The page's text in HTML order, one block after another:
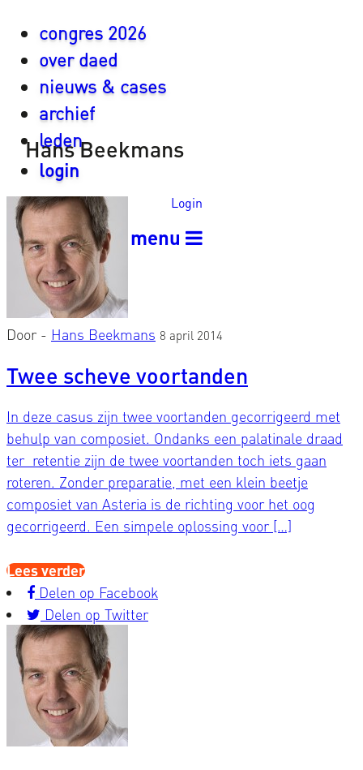
congres 2026
over daed
nieuws & cases
archief
leden
login
Login
menu
Hans Beekmans
Door - Hans Beekmans 8 april 2014
Twee scheve voortanden
In deze casus zijn twee voortanden gecorrigeerd met
behulp van composiet. Ondanks een palatinale draad
ter retentie zijn de twee voortanden toch iets gaan
roteren. Zonder preparatie, met een klein beetje
composiet van Asteria is de richting voor het oog
gecorrigeerd. Een simpele oplossing voor […]
Lees verder
Delen op Facebook
Delen op Twitter